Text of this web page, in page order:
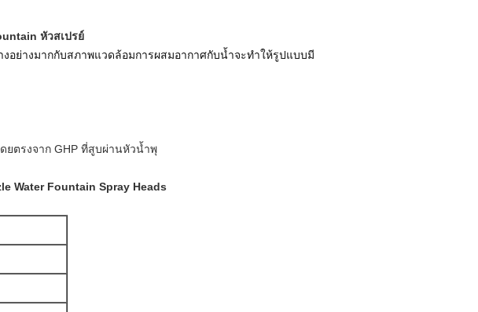
หัวสเปรย์
ย่างมากกับสภาพแวดล้อมการผสมอากาศกับน้ำจะทำให้รูปแบบมี
ตรงจาก GHP ที่สูบผ่านหัวน้ำพุ
Water Fountain Spray Heads